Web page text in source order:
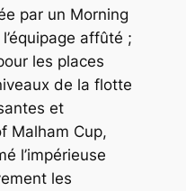
par un Morning
affûté ;
les places
de la flotte
et
Malham Cup,
l’impérieuse
les